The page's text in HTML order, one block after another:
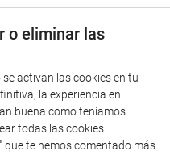
o eliminar las
activan las cookies en tu
la experiencia en
buena como teníamos
todas las cookies
que te hemos comentado más